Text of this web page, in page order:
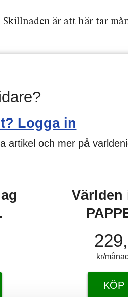
Skillnaden är att här tar
Logga in
artikel och mer på
Världen
kr/månad ​​​​​​
KÖP